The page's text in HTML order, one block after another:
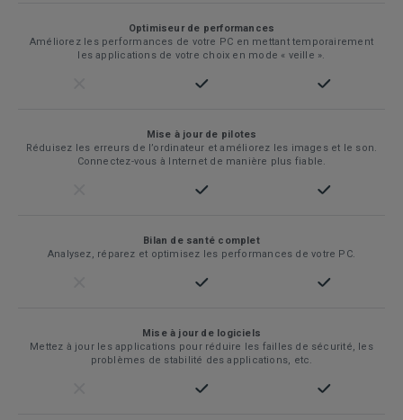
Optimiseur de performances
Améliorez les performances de votre PC en mettant temporairement
les applications de votre choix en mode « veille ».
Mise à jour de pilotes
Réduisez les erreurs de l’ordinateur et améliorez les images et le son.
Connectez-vous à Internet de manière plus fiable.
Bilan de santé complet
Analysez, réparez et optimisez les performances de votre PC.
Mise à jour de logiciels
Mettez à jour les applications pour réduire les failles de sécurité, les
problèmes de stabilité des applications, etc.